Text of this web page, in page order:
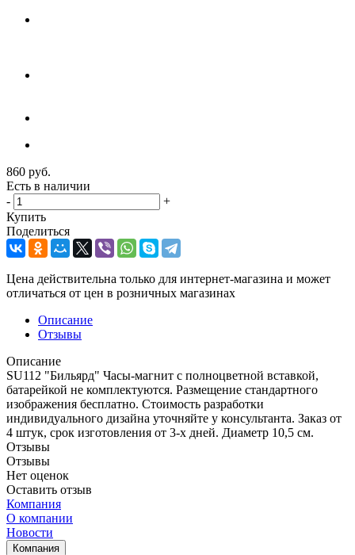
860 руб.
Есть в наличии
-
+
Купить
Поделиться
Цена действительна только для интернет-магазина и может
отличаться от цен в розничных магазинах
Описание
Отзывы
Описание
SU112 "Бильярд" Часы-магнит с полноцветной вставкой,
батарейкой не комплектуются. Размещение стандартного
изображения бесплатно. Стоимость разработки
индивидуального дизайна уточняйте у консультанта. Заказ от
4 штук, срок изготовления от 3-х дней. Диаметр 10,5 см.
Отзывы
Отзывы
Нет оценок
Оставить отзыв
Компания
О компании
Новости
Компания